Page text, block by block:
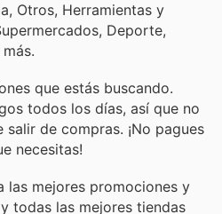
Otros, Herramientas y
Deporte,
que estás buscando.
todos los días, así que no
salir de compras. ¡No pagues
necesitas!
las mejores promociones y
y todas las mejores tiendas